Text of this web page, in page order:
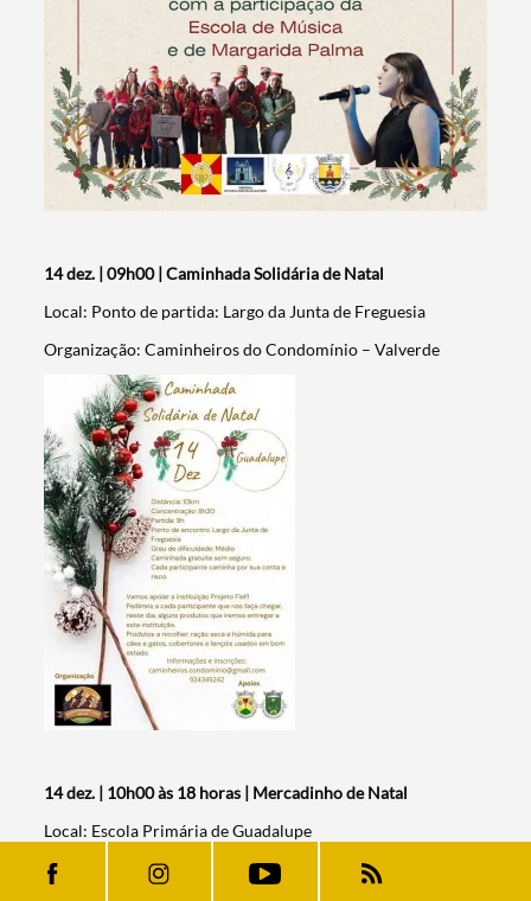
14 dez. | 09h00 | Caminhada Solidária de Natal
Local: Ponto de partida: Largo da Junta de Freguesia
Organização: Caminheiros do Condomínio – Valverde
14 dez. | 10h00 às 18 horas | Mercadinho de Natal
Local: Escola Primária de Guadalupe
Organização: União de Freguesias de Nossa Senhora da